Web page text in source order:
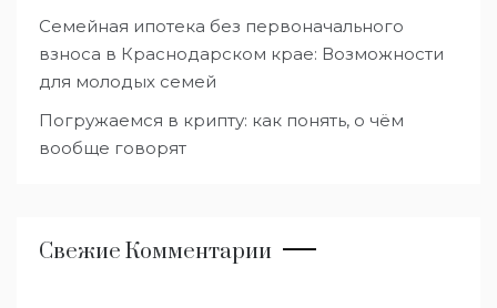
Семейная ипотека без первоначального
взноса в Краснодарском крае: Возможности
для молодых семей
Погружаемся в крипту: как понять, о чём
вообще говорят
Свежие Комментарии